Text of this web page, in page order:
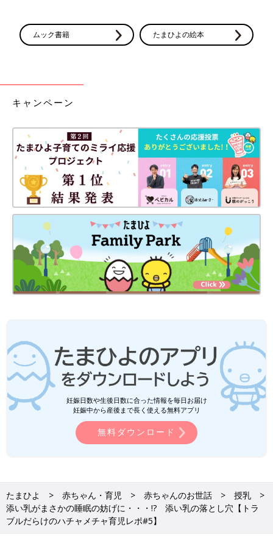
ムック書籍 たまひよの絵本
キャンペーン
妊娠日数や生後日数に合った情報を毎日お届け
妊娠中から産後まで長く使える無料アプリ
無料ダウンロード
たまひよ 赤ちゃん・育児 赤ちゃんのお世話
授乳
添い乳がまさかの睡眠の妨げに・・・!? 添い乳の落とし穴【トラ
ブルだらけのハチャメチャ育児レポ#5】